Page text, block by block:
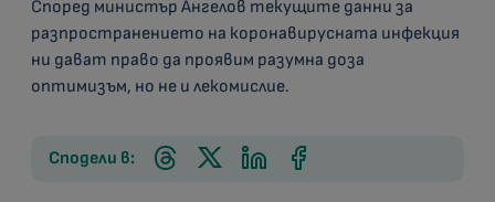
Според министър Ангелов текущите данни за
разпространението на коронавирусната инфекция
ни дават право да проявим разумна доза
оптимизъм, но не и лекомислие.
Сподели в: